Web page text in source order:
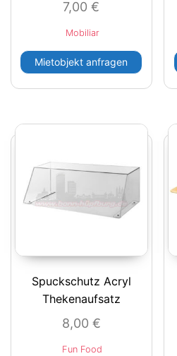
7,00€
Mobiliar
Mietobjekt anfragen
Spuckschutz Acryl
Thekenaufsatz
8,00 €
Fun Food